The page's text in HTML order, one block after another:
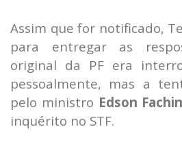
Assim que for notificado,
para entregar as
original da PF era
pessoalmente, mas a
pelo ministro Edson Fachin
inquérito no STF.